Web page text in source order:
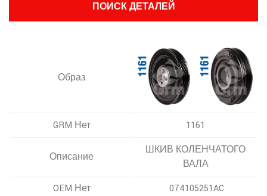
ПОИСК ДЕТАЛЕЙ
Образ
GRM Нет 1161
Описание
ШКИВ КОЛЕНЧАТОГО
ВАЛА
OEM Нет
074105251AC